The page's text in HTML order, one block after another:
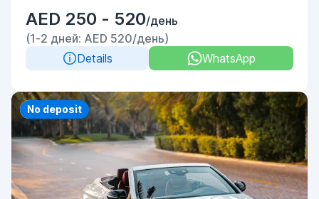
AED 250 - 520/день
(1-2 дней: AED 520/день)
Details
WhatsApp
Priority
No deposit